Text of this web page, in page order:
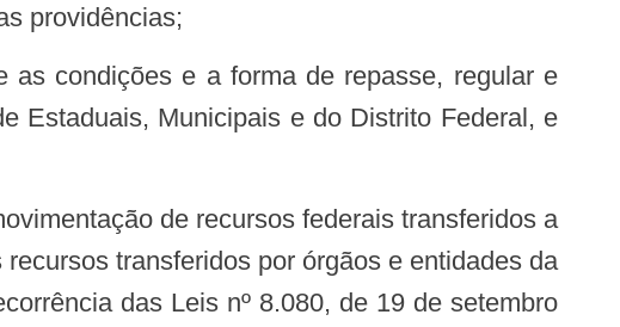
providências;
Estaduais, Municipais e do Distrito Federal, e
transferidos por órgãos e entidades da
das Leis nº 8.080, de 19 de setembro